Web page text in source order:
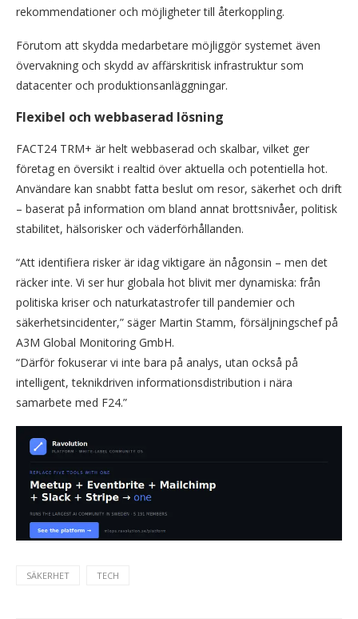
rekommendationer och möjligheter till återkoppling.
Förutom att skydda medarbetare möjliggör systemet även
övervakning och skydd av affärskritisk infrastruktur som
datacenter och produktionsanläggningar.
Flexibel och webbaserad lösning
FACT24 TRM+ är helt webbaserad och skalbar, vilket ger
företag en översikt i realtid över aktuella och potentiella hot.
Användare kan snabbt fatta beslut om resor, säkerhet och drift
– baserat på information om bland annat brottsnivåer, politisk
stabilitet, hälsorisker och väderförhållanden.
“Att identifiera risker är idag viktigare än någonsin – men det
räcker inte. Vi ser hur globala hot blivit mer dynamiska: från
politiska kriser och naturkatastrofer till pandemier och
säkerhetsincidenter,” säger Martin Stamm, försäljningschef på
A3M Global Monitoring GmbH.
“Därför fokuserar vi inte bara på analys, utan också på
intelligent, teknikdriven informationsdistribution i nära
samarbete med F24.”
SÄKERHET TECH